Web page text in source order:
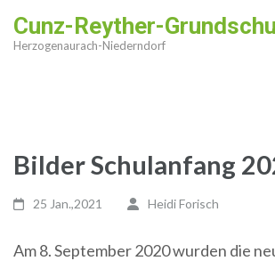
Inhalt
Cunz-Reyther-
Herzogenaurach-Niederndorf
Bilder Schulanfang
25 Jan.,2021 Heidi Forisch
Am 8. September 2020 wurden die